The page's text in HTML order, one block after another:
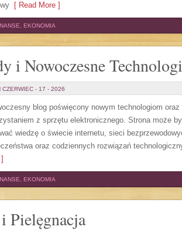
[ Read More ]
EKONOMIA
i Nowoczesne
CZERWIEC - 17 - 2026
blog poświęcony nowym technologiom
z sprzętu elektronicznego. Strona może
wiedzę o świecie internetu, sieci
oraz codziennych rozwiązań
EKONOMIA
Pielęgnacja